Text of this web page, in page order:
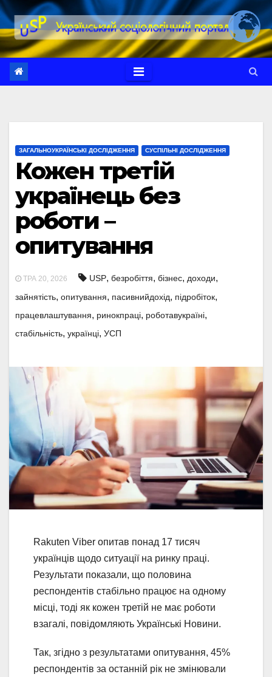
Перейти
до
вмісту
ЗАГАЛЬНОУКРАЇНСЬКІ ДОСЛІДЖЕННЯ СУСПІЛЬНІ ДОСЛІДЖЕННЯ
Кожен третій
українець без
роботи –
опитування
ТРА 20, 2026 USP, безробіття, бізнес, доходи,
зайнятість, опитування, пасивнийдохід, підробіток,
працевлаштування, ринокпраці, роботавукраїні,
стабільність, українці, УСП
Rakuten Viber опитав понад 17 тисяч
українців щодо ситуації на ринку праці.
Результати показали, що половина
респондентів стабільно працює на одному
місці, тоді як кожен третій не має роботи
взагалі, повідомляють Українські Новини.
Так, згідно з результатами опитування, 45%
респондентів за останній рік не змінювали